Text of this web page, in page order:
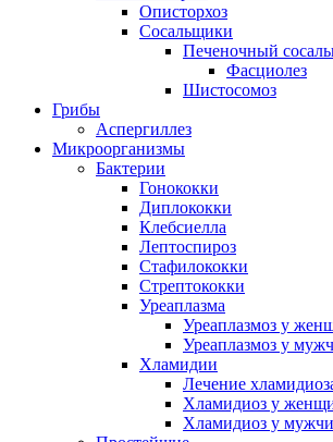
Описторхоз
Сосальщики
Печеночный
Фасциолез
Шистосомоз
Грибы
Аспергиллез
Микроорганизмы
Бактерии
Гонококки
Диплококки
Клебсиелла
Лептоспироз
Стафилококки
Стрептококки
Уреаплазма
Уреаплазмоз у
Уреаплазмоз у
Хламидии
Лечение
Хламидиоз у
Хламидиоз у